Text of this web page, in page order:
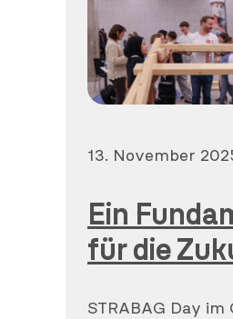
Veröffentlicht
13. November
Ein
für die
STRABAG Day im